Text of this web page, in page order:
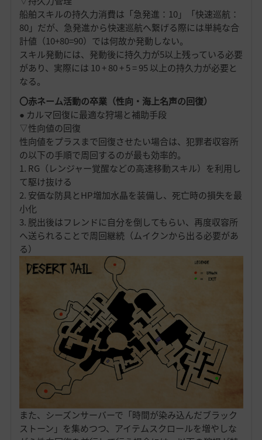
船舶スキルの持久力消費は「急発進：10」「快速巡航：
80」だが、急発進から快速巡航へ繋げる際には単純な合
計値（10+80=90）では何故か発動しない。
スキル発動には、発動後に持久力が5以上残っている必要
があり、実際には 10 + 80 + 5 = 95 以上の持久力が必要と
なる。
〇赤ネーム活動の卒業（性向・海上名声の回復）
● カルマ回復に最適な狩場と補助手段
▽性向値の回復
性向値をプラスまで回復させたい場合は、犯罪者収容所
の以下の手順で周回するのが最も効率的。
1. RG（レンジャー覚醒などの高速移動スキル）を利用し
て駆け抜ける
2. 安価な防具とHP増加水晶を装備し、死亡時の損失を最
小化
3. 脱出後はフレンドに自分を倒してもらい、再度収容所
へ送られることで周回継続（ムイクンから出る必要があ
る）
また、シーズンサーバーで「時間が染み込んだブラック
ストーン」を集めつつ、アイテムスクロールを増やしな